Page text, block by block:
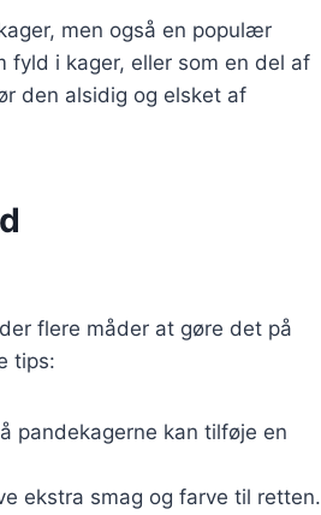
men også en populær
fyld i kager, eller som en del af
den alsidig og elsket af
flere måder at gøre det på
tips:
pandekagerne kan tilføje en
ekstra smag og farve til retten.